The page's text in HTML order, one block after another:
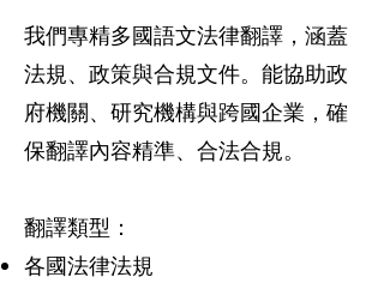
我們專精多國語文法律翻譯，涵蓋
法規、政策與合規文件。能協助政
府機關、研究機構與跨國企業，確
保翻譯內容精準、合法合規。​
翻譯類型：
各國法律法規